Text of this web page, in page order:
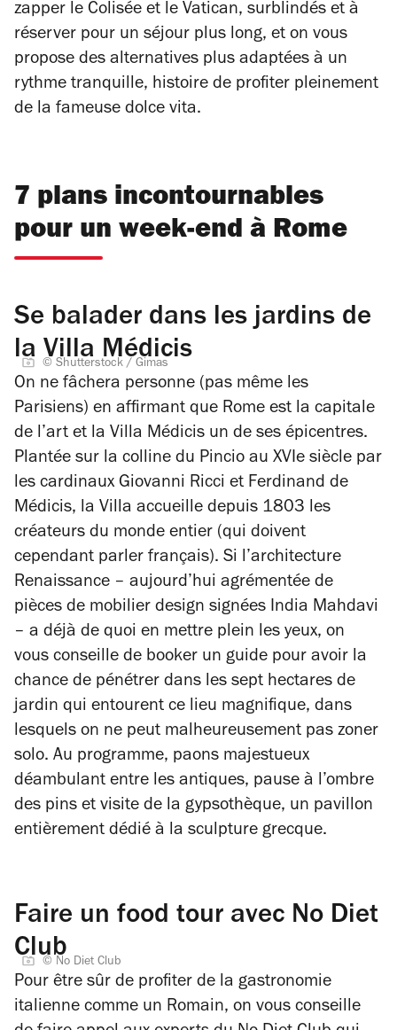
zapper le Colisée et le Vatican, surblindés et à
réserver pour un séjour plus long, et on vous
propose des alternatives plus adaptées à un
rythme tranquille, histoire de profiter pleinement
de la fameuse dolce vita.
7 plans incontournables
pour un week-end à Rome
Se balader dans les jardins de
la Villa Médicis
© Shutterstock / Gimas
On ne fâchera personne (pas même les
Parisiens) en affirmant que Rome est la capitale
de l’art et la Villa Médicis un de ses épicentres.
Plantée sur la colline du Pincio au XVIe siècle par
les cardinaux Giovanni Ricci et Ferdinand de
Médicis, la Villa accueille depuis 1803 les
créateurs du monde entier (qui doivent
cependant parler français). Si l’architecture
Renaissance – aujourd’hui agrémentée de
pièces de mobilier design signées India Mahdavi
– a déjà de quoi en mettre plein les yeux, on
vous conseille de booker un guide pour avoir la
chance de pénétrer dans les sept hectares de
jardin qui entourent ce lieu magnifique, dans
lesquels on ne peut malheureusement pas zoner
solo. Au programme, paons majestueux
déambulant entre les antiques, pause à l’ombre
des pins et visite de la gypsothèque, un pavillon
entièrement dédié à la sculpture grecque.
Faire un food tour avec No Diet
Club© No Diet Club
Pour être sûr de profiter de la gastronomie
italienne comme un Romain, on vous conseille